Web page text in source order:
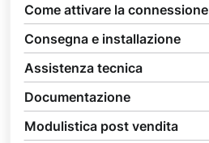
Come attivare la
Consegna e installazione
Assistenza tecnica
Documentazione
Modulistica post vendita